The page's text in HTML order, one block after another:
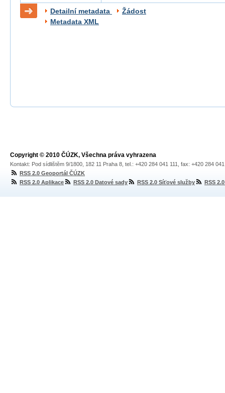
Detailní metadata
Žádost
Metadata XML
Copyright © 2010 ČÚZK, Všechna práva vyhrazena
Kontakt: Pod sídlištěm 9/1800, 182 11 Praha 8, tel.: +420 284 041 111, fax: +420 284
RSS 2.0 Geoportál ČÚZK
RSS 2.0 Aplikace
RSS 2.0 Datové sady RSS 2.0 Síťové služby RSS